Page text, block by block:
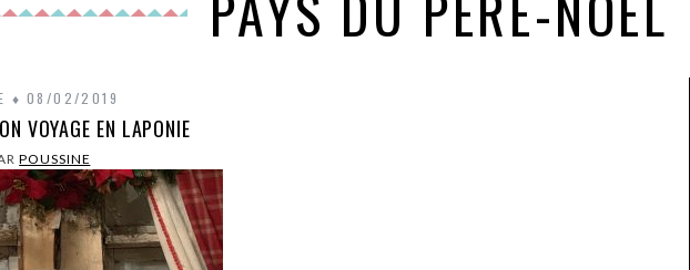
08/02/2019
VOYAGE EN LAPONIE
POUSSINE